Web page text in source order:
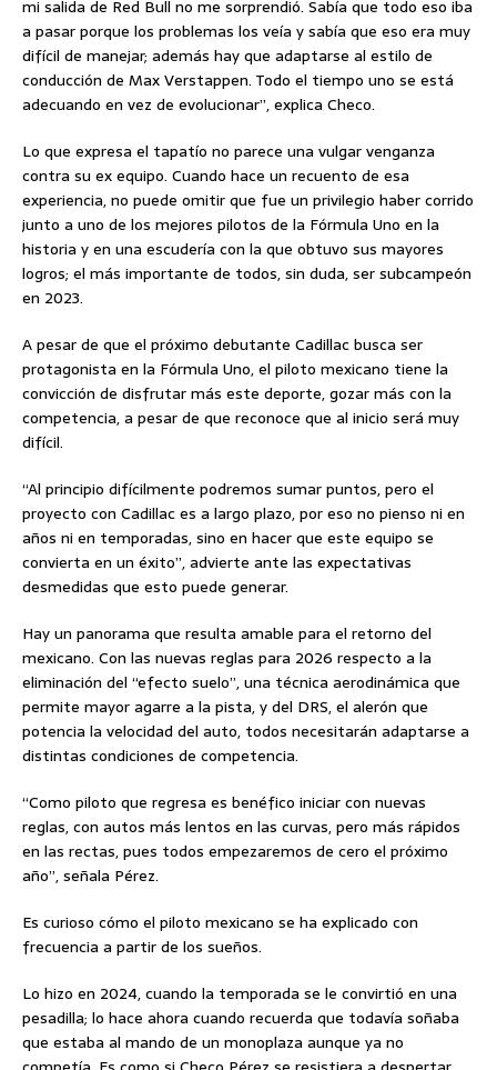
mi salida de Red Bull no me sorprendió. Sabía que todo eso iba
a pasar porque los problemas los veía y sabía que eso era muy
difícil de manejar; además hay que adaptarse al estilo de
conducción de Max Verstappen. Todo el tiempo uno se está
adecuando en vez de evolucionar”, explica Checo.
Lo que expresa el tapatío no parece una vulgar venganza
contra su ex equipo. Cuando hace un recuento de esa
experiencia, no puede omitir que fue un privilegio haber corrido
junto a uno de los mejores pilotos de la Fórmula Uno en la
historia y en una escudería con la que obtuvo sus mayores
logros; el más importante de todos, sin duda, ser subcampeón
en 2023.
A pesar de que el próximo debutante Cadillac busca ser
protagonista en la Fórmula Uno, el piloto mexicano tiene la
convicción de disfrutar más este deporte, gozar más con la
competencia, a pesar de que reconoce que al inicio será muy
difícil.
“Al principio difícilmente podremos sumar puntos, pero el
proyecto con Cadillac es a largo plazo, por eso no pienso ni en
años ni en temporadas, sino en hacer que este equipo se
convierta en un éxito”, advierte ante las expectativas
desmedidas que esto puede generar.
Hay un panorama que resulta amable para el retorno del
mexicano. Con las nuevas reglas para 2026 respecto a la
eliminación del “efecto suelo”, una técnica aerodinámica que
permite mayor agarre a la pista, y del DRS, el alerón que
potencia la velocidad del auto, todos necesitarán adaptarse a
distintas condiciones de competencia.
“Como piloto que regresa es benéfico iniciar con nuevas
reglas, con autos más lentos en las curvas, pero más rápidos
en las rectas, pues todos empezaremos de cero el próximo
año”, señala Pérez.
Es curioso cómo el piloto mexicano se ha explicado con
frecuencia a partir de los sueños.
Lo hizo en 2024, cuando la temporada se le convirtió en una
pesadilla; lo hace ahora cuando recuerda que todavía soñaba
que estaba al mando de un monoplaza aunque ya no